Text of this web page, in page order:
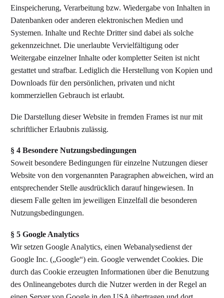
Einspeicherung, Verarbeitung bzw. Wiedergabe von Inhalten in
Datenbanken oder anderen elektronischen Medien und
Systemen. Inhalte und Rechte Dritter sind dabei als solche
gekennzeichnet. Die unerlaubte Vervielfältigung oder
Weitergabe einzelner Inhalte oder kompletter Seiten ist nicht
gestattet und strafbar. Lediglich die Herstellung von Kopien und
Downloads für den persönlichen, privaten und nicht
kommerziellen Gebrauch ist erlaubt.
Die Darstellung dieser Website in fremden Frames ist nur mit
schriftlicher Erlaubnis zulässig.
§ 4 Besondere Nutzungsbedingungen
Soweit besondere Bedingungen für einzelne Nutzungen dieser
Website von den vorgenannten Paragraphen abweichen, wird an
entsprechender Stelle ausdrücklich darauf hingewiesen. In
diesem Falle gelten im jeweiligen Einzelfall die besonderen
Nutzungsbedingungen.
§ 5 Google Analytics
Wir setzen Google Analytics, einen Webanalysedienst der
Google Inc. („Google“) ein. Google verwendet Cookies. Die
durch das Cookie erzeugten Informationen über die Benutzung
des Onlineangebotes durch die Nutzer werden in der Regel an